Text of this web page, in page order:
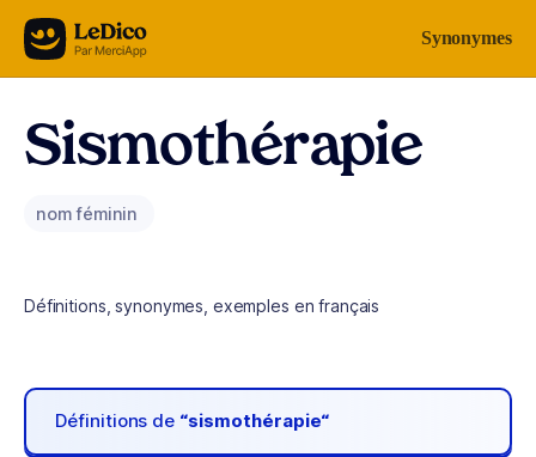
Aller au contenu Synonymes
Sismothérapie
nom féminin
Définitions, synonymes, exemples en français
Définitions de “sismothérapie“